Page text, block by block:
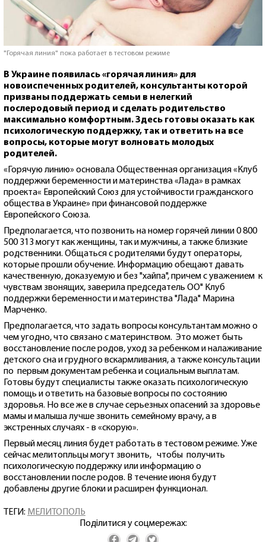
"Горячая линия" пока работает в тестовом режиме
В Украине появилась «горячая линия» для
новоиспеченных родителей, консультанты которой
призваны поддержать семьи в нелегкий
послеродовый период и сделать родительство
максимально комфортным. Здесь готовы оказать как
психологическую поддержку, так и ответить на все
вопросы, которые могут волновать молодых
родителей.
«Горячую линию» основала Общественная организация «Клуб
поддержки беременности и материнства «Лада» в рамках
проекта« Европейский Союз для устойчивости гражданского
общества в Украине» при финансовой поддержке
Европейского Союза.
Предполагается, что позвонить на номер горячей линии 0 800
500 313 могут как женщины, так и мужчины, а также близкие
родственники. Общаться с родителями будут операторы,
которые прошли обучение. Информацию обещают давать
качественную, доказуемую и без "хайпа", причем с уважением к
чувствам звонящих, заверила председатель ОО" Клуб
поддержки беременности и материнства "Лада" Марина
Марченко.
Предполагается, что задать вопросы консультантам можно о
чем угодно, что связано с материнством. Это может быть
восстановление после родов, уход за ребенком и налаживание
детского сна и грудного вскармливания, а также консультации
по первым документам ребенка и социальным выплатам.
Готовы будут специалисты также оказать психологическую
помощь и ответить на базовые вопросы по состоянию
здоровья. Но все же в случае серьезных опасений за здоровье
мамы и малыша лучше звонить семейному врачу, а в
экстренных случаях - в «скорую».
Первый месяц линия будет работать в тестовом режиме. Уже
сейчас мелитопльцы могут звонить, чтобы получить
психологическую поддержку или информацию о
восстановлении после родов. В течение июня будут
добавлены другие блоки и расширен функционал.
ТЕГИ: МЕЛИТОПОЛЬ
Поділитися у соцмережах: